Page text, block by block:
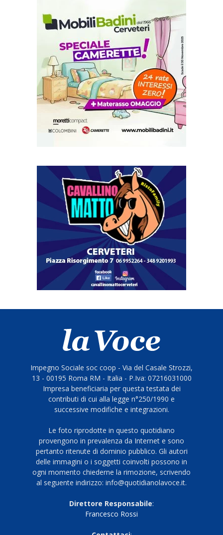
Impegno Sociale soc coop - Via del Casale Strozzi,
13 - 00195 Roma RM - Italia - P.Iva: 07216031000
Impresa beneficiaria per questa testata dei
contributi di cui alla legge n°250/1990 e
successive modifiche e integrazioni.
Le foto riprodotte in questo quotidiano
provengono in prevalenza da Internet e sono
pertanto ritenute di dominio pubblico. Gli autori
delle immagini o i soggetti coinvolti possono in
ogni momento chiederne la rimozione, scrivendo
al seguente indirizzo: info@quotidianolavoce.it.
Direttore Responsabile:
Francesco Rossi